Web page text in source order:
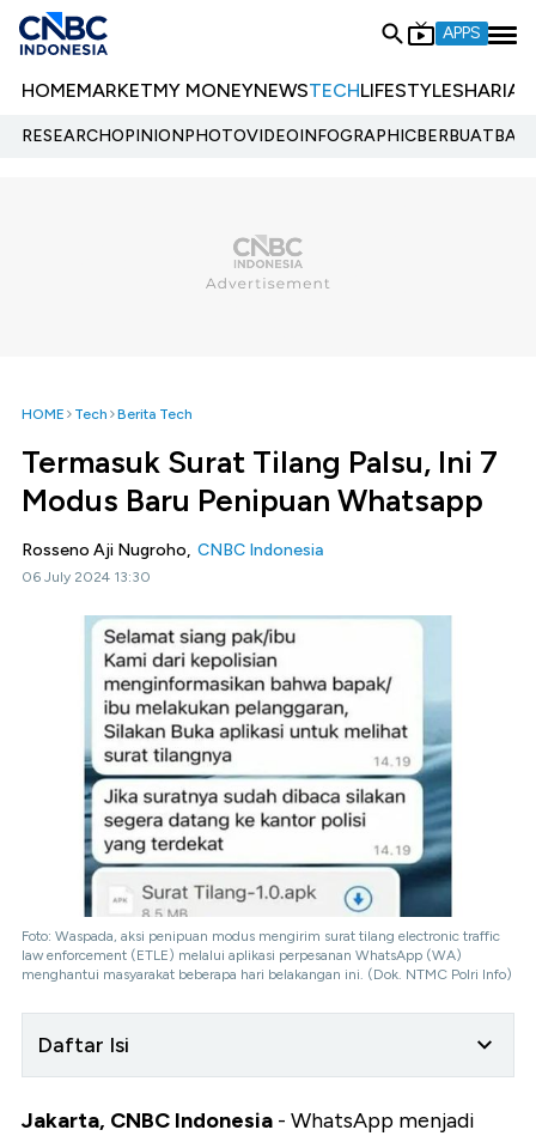
APPS
HOMEMARKETMY MONEYNEWSTECHLIFESTYLESHARIA
RESEARCHOPINIONPHOTOVIDEOINFOGRAPHIC
HOME Tech Berita Tech
Termasuk Surat Tilang Palsu, Ini 7
Modus Baru Penipuan Whatsapp
Rosseno Aji Nugroho, CNBC Indonesia
06 July 2024 13:30
Foto: Waspada, aksi penipuan modus mengirim surat tilang electronic traffic
law enforcement (ETLE) melalui aplikasi perpesanan WhatsApp (WA)
menghantui masyarakat beberapa hari belakangan ini. (Dok. NTMC Polri Info)
Daftar Isi
Jakarta, CNBC Indonesia - WhatsApp menjadi